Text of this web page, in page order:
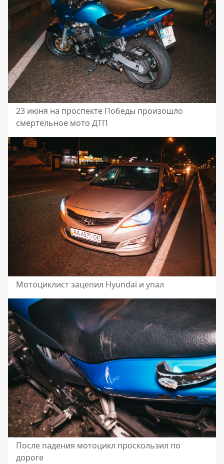
23 июня на проспекте Победы произошло
смертельное мото ДТП
Мотоциклист зацепил Hyundai и упал
После падения мотоцикл проскользил по
дороге